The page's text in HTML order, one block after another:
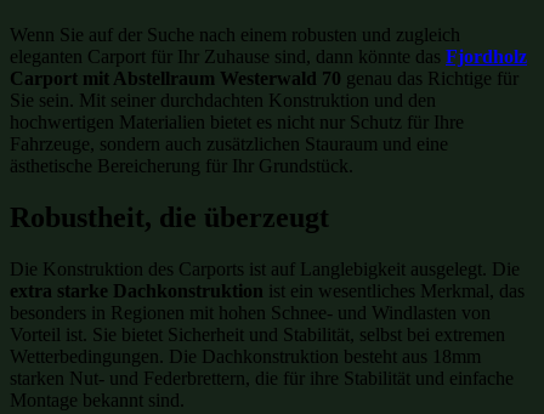
Wenn Sie auf der Suche nach einem robusten und zugleich
eleganten Carport für Ihr Zuhause sind, dann könnte das Fjordholz
Carport mit Abstellraum Westerwald 70 genau das Richtige für
Sie sein. Mit seiner durchdachten Konstruktion und den
hochwertigen Materialien bietet es nicht nur Schutz für Ihre
Fahrzeuge, sondern auch zusätzlichen Stauraum und eine
ästhetische Bereicherung für Ihr Grundstück.
Robustheit, die überzeugt
Die Konstruktion des Carports ist auf Langlebigkeit ausgelegt. Die
extra starke Dachkonstruktion ist ein wesentliches Merkmal, das
besonders in Regionen mit hohen Schnee- und Windlasten von
Vorteil ist. Sie bietet Sicherheit und Stabilität, selbst bei extremen
Wetterbedingungen. Die Dachkonstruktion besteht aus 18mm
starken Nut- und Federbrettern, die für ihre Stabilität und einfache
Montage bekannt sind.